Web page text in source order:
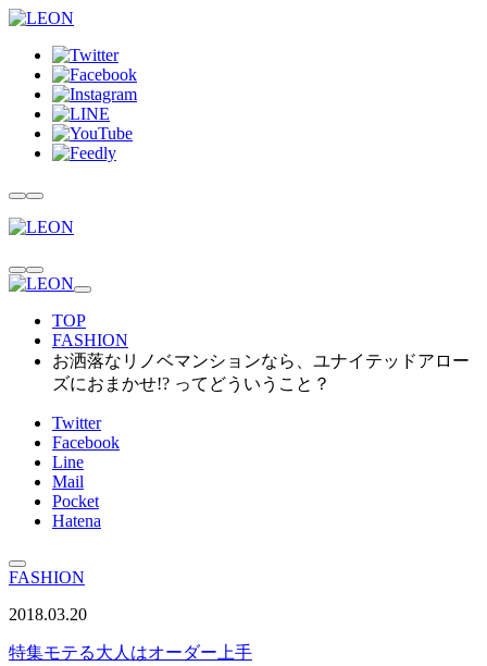
TOP
FASHION
お洒落なリノベマンションなら、ユナイテッドアロー
ズにおまかせ!? ってどういうこと？
Twitter
Facebook
Line
Mail
Pocket
Hatena
FASHION
2018.03.20
特集モテる大人はオーダー上手